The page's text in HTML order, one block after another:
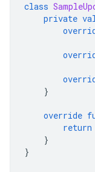
class
private
}
override
return
}
}